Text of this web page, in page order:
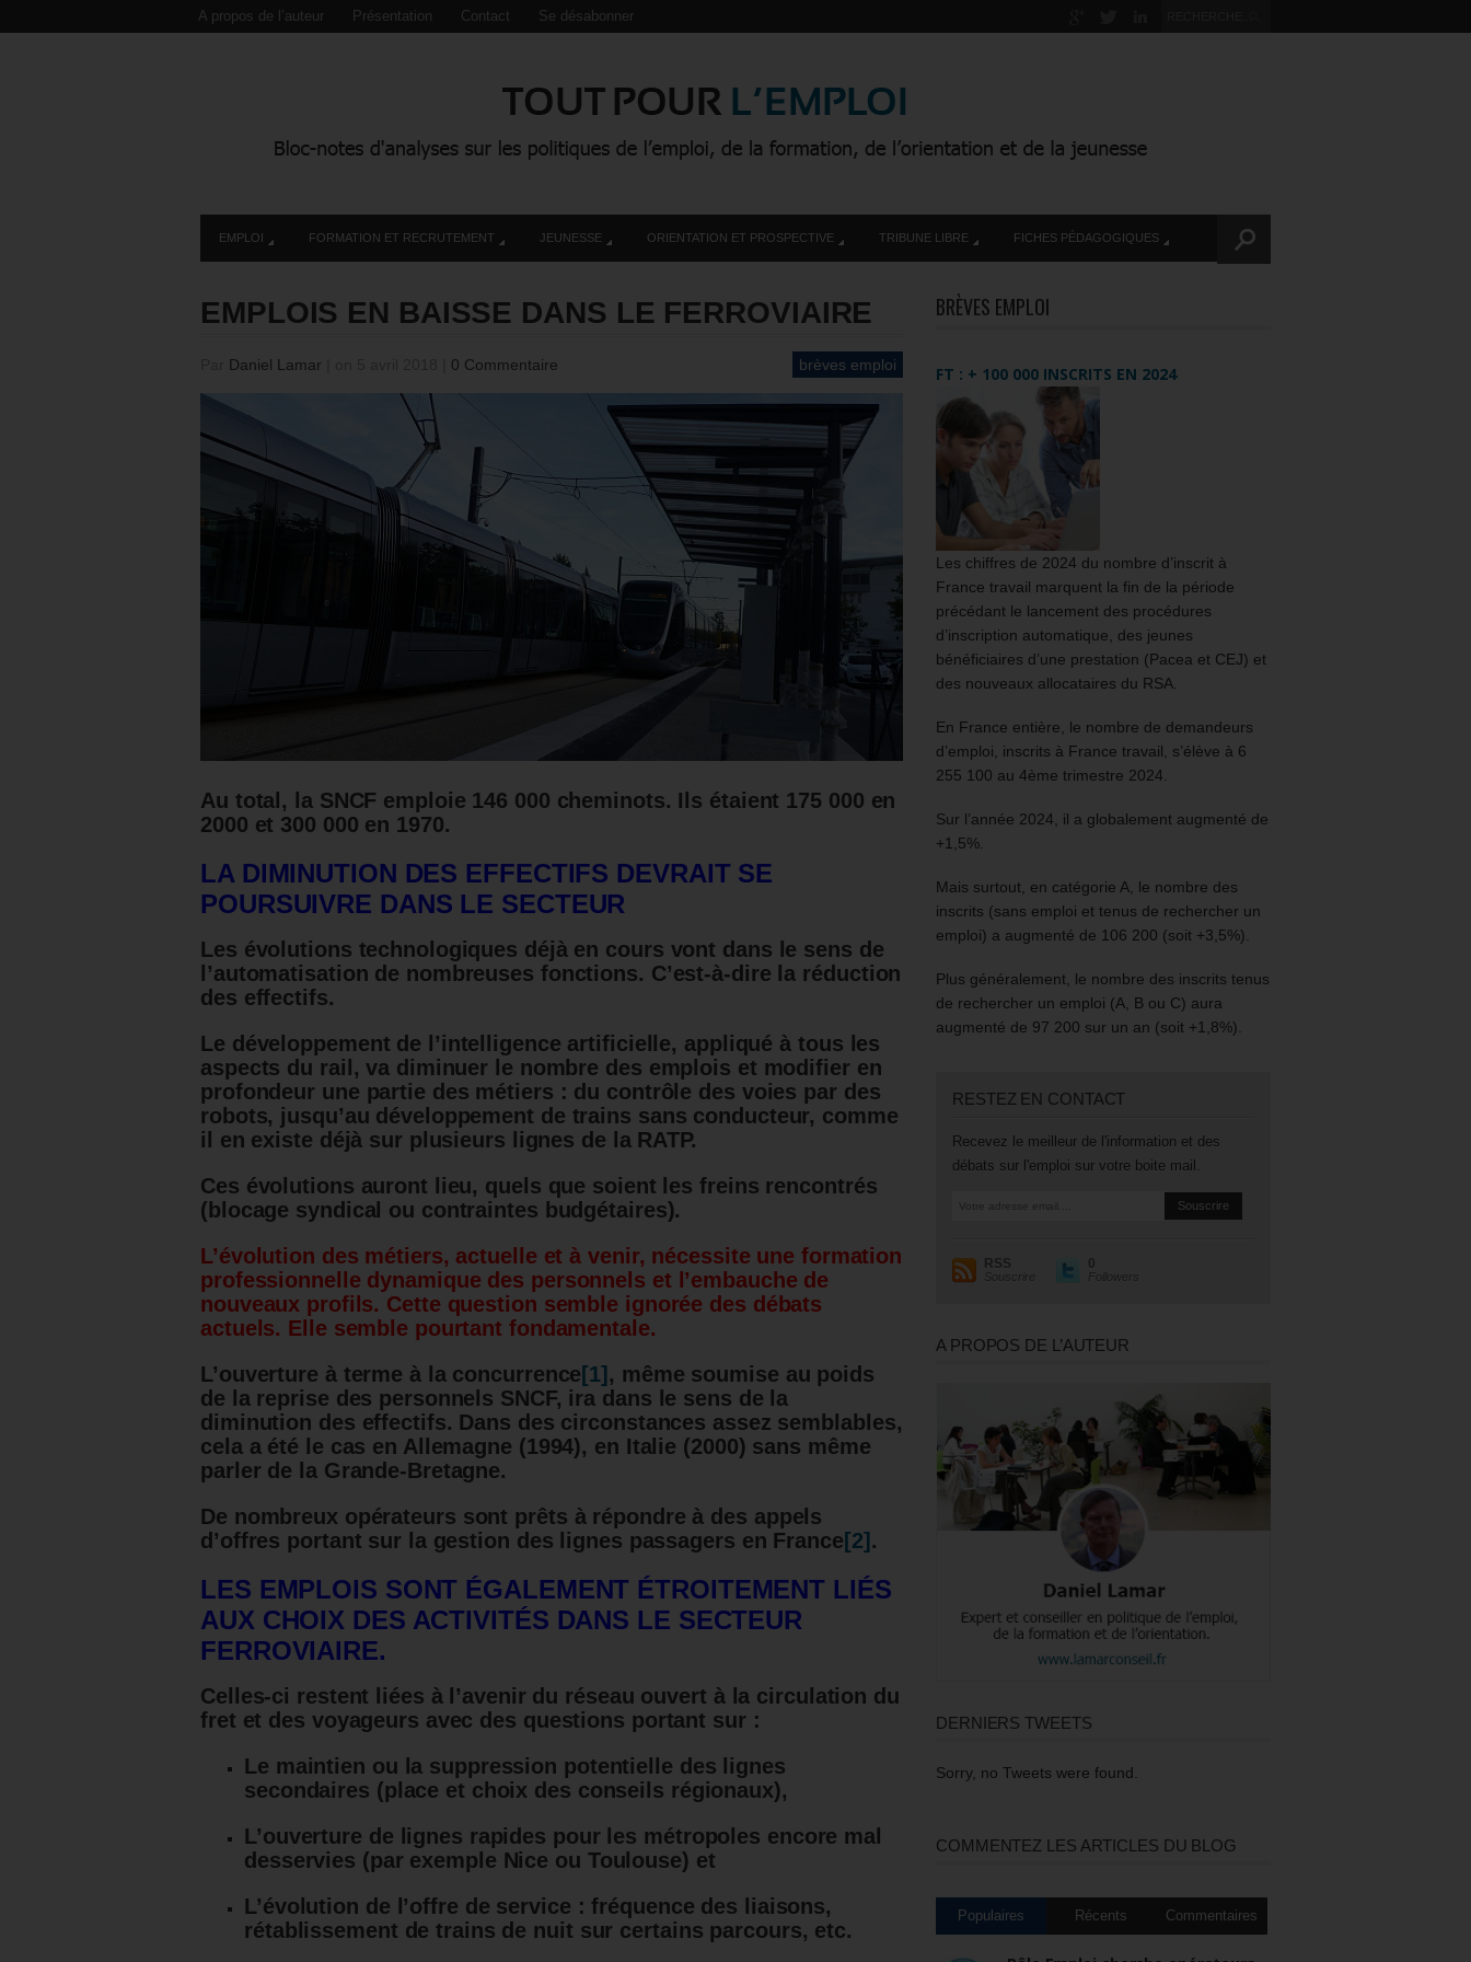
A propos de l’auteur Présentation Contact Se désabonner
EMPLOI FORMATION ET RECRUTEMENT JEUNESSE ORIENTATION ET PROSPECTIVE TRIBUNE LIBRE FICHES PÉDAGOGIQUES
EMPLOIS EN BAISSE DANS LE FERROVIAIRE
Daniel Lamar 0 Commentaire brèves emploi
Au total, la SNCF emploie 146 000 cheminots. Ils étaient 175 000 en
2000 et 300 000 en 1970.
LA DIMINUTION DES EFFECTIFS DEVRAIT SE
POURSUIVRE DANS LE SECTEUR
Les évolutions technologiques déjà en cours vont dans le sens de
l’automatisation de nombreuses fonctions. C’est-à-dire la réduction
des effectifs.
Le développement de l’intelligence artificielle, appliqué à tous les
aspects du rail, va diminuer le nombre des emplois et modifier en
profondeur une partie des métiers : du contrôle des voies par des
robots, jusqu’au développement de trains sans conducteur, comme
il en existe déjà sur plusieurs lignes de la RATP.
Ces évolutions auront lieu, quels que soient les freins rencontrés
(blocage syndical ou contraintes budgétaires).
L’évolution des métiers, actuelle et à venir, nécessite une formation
professionnelle dynamique des personnels et l’embauche de
nouveaux profils. Cette question semble ignorée des débats
actuels. Elle semble pourtant fondamentale.
L’ouverture à terme à la concurrence [1] , même soumise au poids
de la reprise des personnels SNCF, ira dans le sens de la
diminution des effectifs. Dans des circonstances assez semblables,
cela a été le cas en Allemagne (1994), en Italie (2000) sans même
parler de la Grande-Bretagne.
De nombreux opérateurs sont prêts à répondre à des appels
d’offres portant sur la gestion des lignes passagers en France [2] .
LES EMPLOIS SONT ÉGALEMENT ÉTROITEMENT LIÉS
AUX CHOIX DES ACTIVITÉS DANS LE SECTEUR
FERROVIAIRE.
Celles-ci restent liées à l’avenir du réseau ouvert à la circulation du
fret et des voyageurs avec des questions portant sur :
Le maintien ou la suppression potentielle des lignes
secondaires (place et choix des conseils régionaux),
L’ouverture de lignes rapides pour les métropoles encore mal
desservies (par exemple Nice ou Toulouse) et
L’évolution de l’offre de service : fréquence des liaisons,
rétablissement de trains de nuit sur certains parcours, etc.
BRÈVES EMPLOI
FT : + 100 000 INSCRITS EN 2024
Les chiffres de 2024 du nombre d’inscrit à
France travail marquent la fin de la période
précédant le lancement des procédures
d’inscription automatique, des jeunes
bénéficiaires d’une prestation (Pacea et CEJ) et
des nouveaux allocataires du RSA.
En France entière, le nombre de demandeurs
d’emploi, inscrits à France travail, s’élève à 6
255 100 au 4ème trimestre 2024.
Sur l’année 2024, il a globalement augmenté de
+1,5%.
Mais surtout, en catégorie A, le nombre des
inscrits (sans emploi et tenus de rechercher un
emploi) a augmenté de 106 200 (soit +3,5%).
Plus généralement, le nombre des inscrits tenus
de rechercher un emploi (A, B ou C) aura
augmenté de 97 200 sur un an (soit +1,8%).
RESTEZ EN CONTACT
Recevez le meilleur de l'information et des
débats sur l'emploi sur votre boite mail.
RSS
Souscrire
0
Followers
A PROPOS DE L’AUTEUR
DERNIERS TWEETS
Sorry, no Tweets were found.
COMMENTEZ LES ARTICLES DU BLOG
Populaires Récents Commentaires